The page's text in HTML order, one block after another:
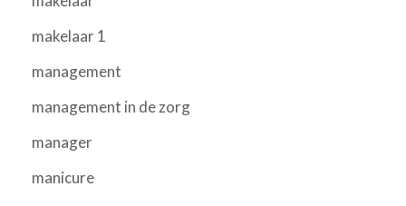
makelaar 1
management
management in de zorg
manager
manicure